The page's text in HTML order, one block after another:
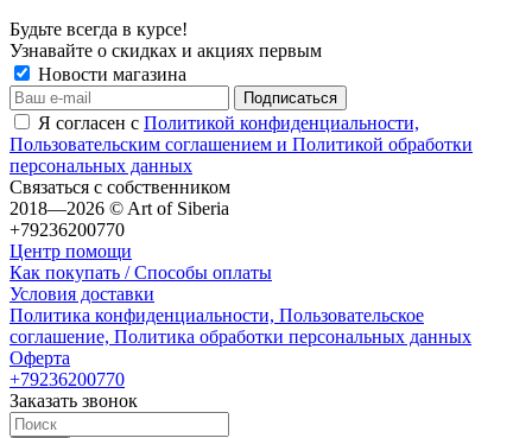
Будьте всегда в курсе!
Узнавайте о скидках и акциях первым
Новости магазина
Я согласен с Политикой конфиденциальности,
Пользовательским соглашением и Политикой обработки
персональных данных
Связаться с собственником
2018—2026 © Art of Siberia
+79236200770
Центр помощи
Как покупать / Способы оплаты
Условия доставки
Политика конфиденциальности, Пользовательское
соглашение, Политика обработки персональных данных
Оферта
+79236200770
Заказать звонок